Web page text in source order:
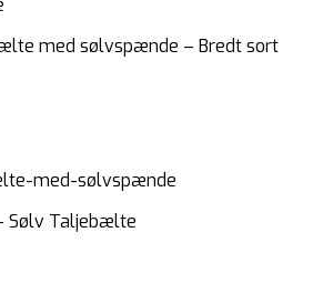
med sølvspænde – Bredt sort
Sølv Taljebælte